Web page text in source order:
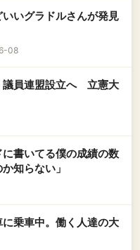
いいグラドルさんが発見
08
議員連盟設立へ 立憲大
書いてる僕の成績の数
知らない」
乗車中。働く人達の大